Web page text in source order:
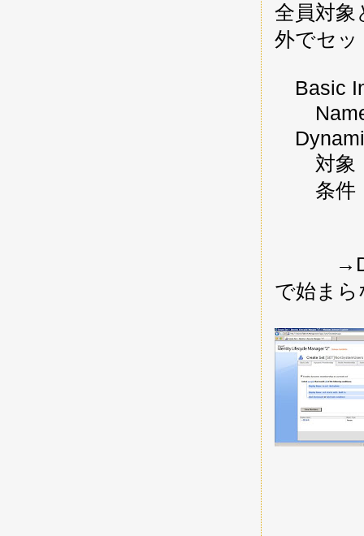
全員対象
外でセ
Basic
Name
対象
条件
で始ま